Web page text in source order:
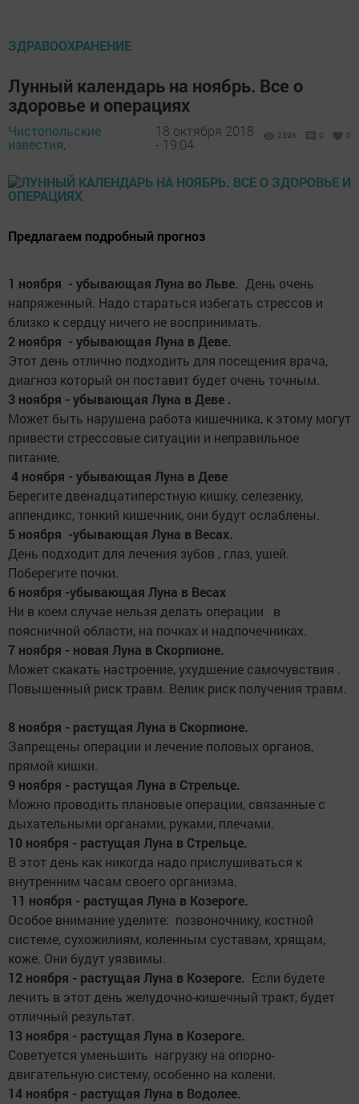
ЗДРАВООХРАНЕНИЕ
Лунный календарь на ноябрь. Все о
здоровье и операциях
Чистопольские
известия,
18 октября 2018
- 19:04
2396 0 0
Предлагаем подробный прогноз
1 ноября - убывающая Луна во Льве. День очень
напряженный. Надо стараться избегать стрессов и
близко к сердцу ничего не воспринимать.
2 ноября - убывающая Луна в Деве.
Этот день отлично подходить для посещения врача,
диагноз который он поставит будет очень точным.
3 ноября - убывающая Луна в Деве .
Может быть нарушена работа кишечника, к этому могут
привести стрессовые ситуации и неправильное
питание.
4 ноября - убывающая Луна в Деве
Берегите двенадцатиперстную кишку, селезенку,
аппендикс, тонкий кишечник, они будут ослаблены.
5 ноября -убывающая Луна в Весах.
День подходит для лечения зубов , глаз, ушей.
Поберегите почки.
6 ноября -убывающая Луна в Весах
Ни в коем случае нельзя делать операции в
поясничной области, на почках и надпочечниках.
7 ноября - новая Луна в Скорпионе.
Может скакать настроение, ухудшение самочувствия .
Повышенный риск травм. Велик риск получения травм.
8 ноября - растущая Луна в Скорпионе.
Запрещены операции и лечение половых органов,
прямой кишки.
9 ноября - растущая Луна в Стрельце.
Можно проводить плановые операции, связанные с
дыхательными органами, руками, плечами.
10 ноября - растущая Луна в Стрельце.
В этот день как никогда надо прислушиваться к
внутренним часам своего организма.
11 ноября - растущая Луна в Козероге.
Особое внимание уделите: позвоночнику, костной
системе, сухожилиям, коленным суставам, хрящам,
коже. Они будут уязвимы.
12 ноября - растущая Луна в Козероге. Если будете
лечить в этот день желудочно-кишечный тракт, будет
отличный результат.
13 ноября - растущая Луна в Козероге.
Советуется уменьшить нагрузку на опорно-
двигательную систему, особенно на колени.
14 ноября - растущая Луна в Водолее.